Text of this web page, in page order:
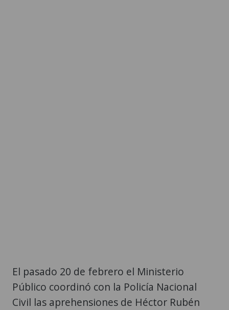
El pasado 20 de febrero el Ministerio
Público coordinó con la Policía Nacional
Civil las aprehensiones de Héctor Rubén